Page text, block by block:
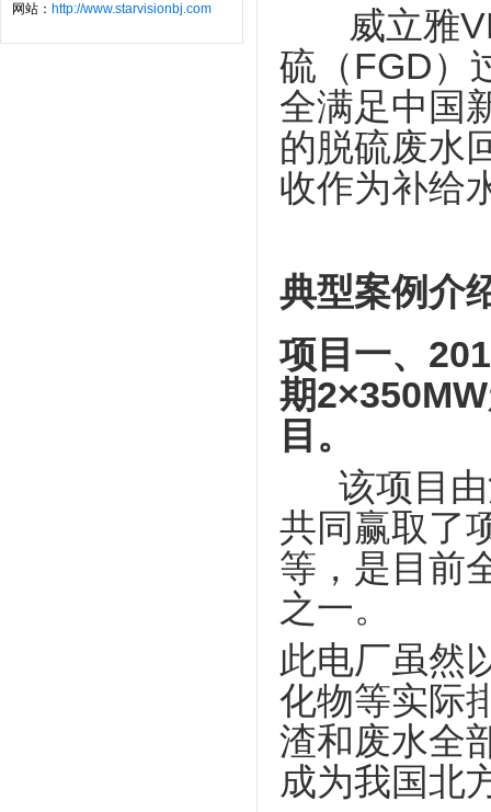
网站： http://www.starvisionbj.com
威立雅
硫（FGD）
全满足中国
的脱硫废水
收作为补给
典型案例介
项目一、
期
目
该项目由
共同赢取了
等，是目前
之一。
此电厂虽然
化物等实际
渣和废水全
成为我国北